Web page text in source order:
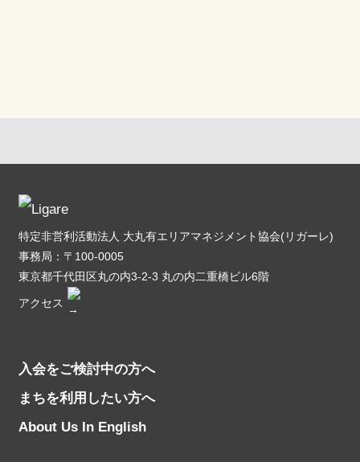
特定非営利活動法人 大丸有エリアマネジメント協会(リガーレ)
事務局：〒100-0005
東京都千代田区丸の内3-2-3 丸の内二重橋ビル6階
アクセス
入会をご検討中の方へ
まちを利用したい方へ
About Us In English